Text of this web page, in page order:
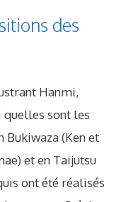
des
Hanmi,
sont les
Bukiwaza (Ken et
et en Taijutsu
ont été réalisés